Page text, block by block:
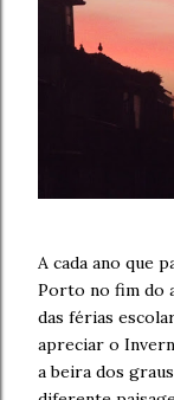
A cada ano que
Porto no fim do
das férias
apreciar o
a beira dos